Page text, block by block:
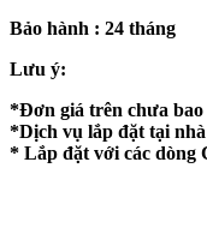
Bảo hành : 24 tháng
Lưu ý:
*Đơn giá trên chưa bao
*Dịch vụ lắp đặt tại
* Lắp đặt với các dòng